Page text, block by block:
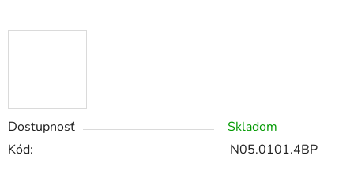
Dostupnosť
Skladom
Kód:
N05.0101.4BP